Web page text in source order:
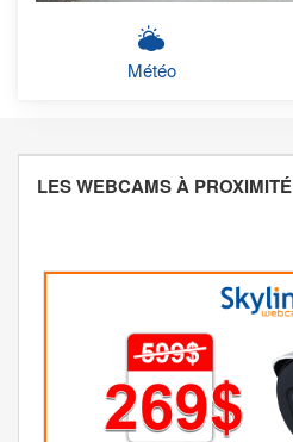
Météo
LES WEBCAMS À PROXIMITÉ